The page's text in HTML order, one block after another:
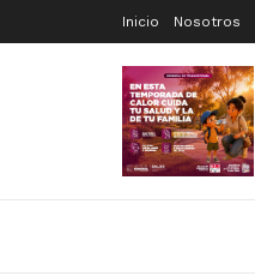
Inicio Nosotros